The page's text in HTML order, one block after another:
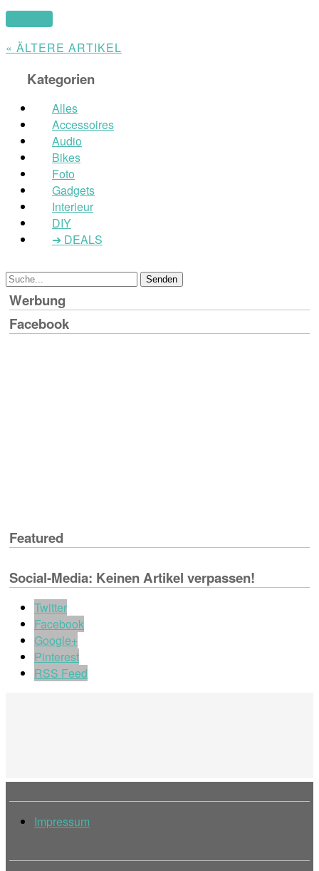
« ÄLTERE ARTIKEL
Kategorien
Alles
Accessoires
Audio
Bikes
Foto
Gadgets
Interieur
DIY
➔ DEALS
Werbung
Facebook
Featured
Social-Media: Keinen Artikel verpassen!
Twitter
Facebook
Google+
Pinterest
RSS Feed
Impressum